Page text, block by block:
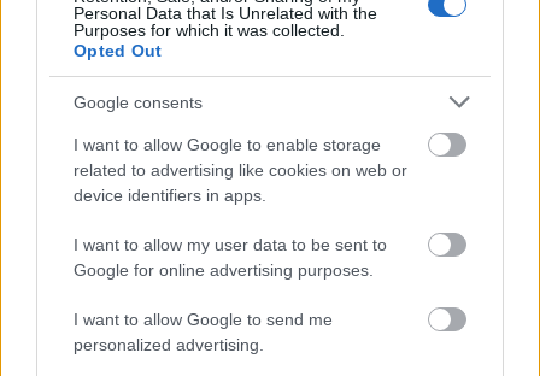
Personal Data that Is Unrelated with the
Purposes for which it was collected.
Opted Out
Google consents
I want to allow Google to enable storage
related to advertising like cookies on web or
device identifiers in apps.
I want to allow my user data to be sent to
Google for online advertising purposes.
I want to allow Google to send me
personalized advertising.
közelében lévő logisztikai bázis út- és
Látlelet a hazai víziközművekről?
Egyetlen, fél évszázados vezetéken
múlt Bicske vízellátása
Épített öröksége megújításával is készül
évfordulójára